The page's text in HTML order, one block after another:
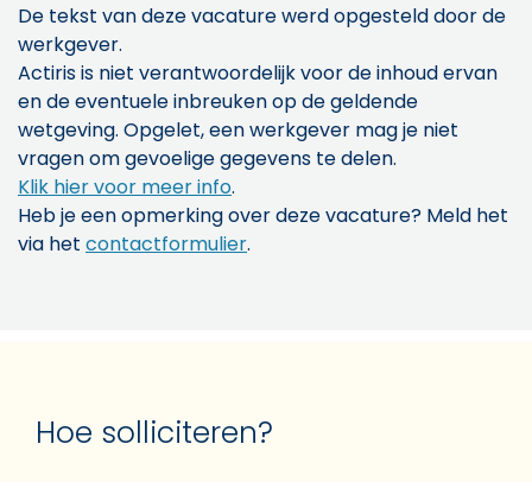
De tekst van deze vacature werd opgesteld door de
werkgever.
Actiris is niet verantwoordelijk voor de inhoud ervan
en de eventuele inbreuken op de geldende
wetgeving. Opgelet, een werkgever mag je niet
vragen om gevoelige gegevens te delen.
Klik hier voor meer info.
Heb je een opmerking over deze vacature? Meld het
via het contactformulier.
Hoe solliciteren?